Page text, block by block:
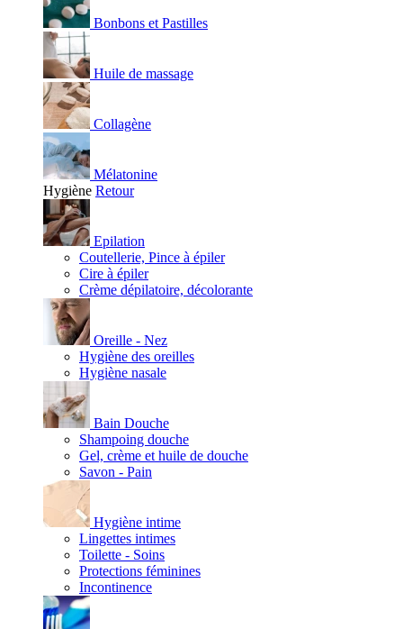
Bonbons et Pastilles
Huile de massage
Collagène
Mélatonine
Hygiène Retour
Epilation
Coutellerie, Pince à épiler
Cire à épiler
Crème dépilatoire, décolorante
Oreille - Nez
Hygiène des oreilles
Hygiène nasale
Bain Douche
Shampoing douche
Gel, crème et huile de douche
Savon - Pain
Hygiène intime
Lingettes intimes
Toilette - Soins
Protections féminines
Incontinence